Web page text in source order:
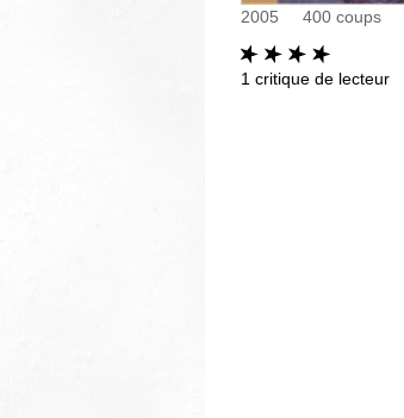
2005 400 coups
1 critique de lecteur